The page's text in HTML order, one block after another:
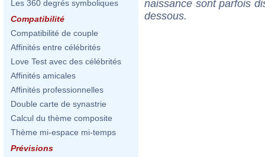
Les 360 degrés symboliques
Compatibilité
Compatibilité de couple
Affinités entre célébrités
Love Test avec des célébrités
Affinités amicales
Affinités professionnelles
Double carte de synastrie
Calcul du thème composite
Thème mi-espace mi-temps
Prévisions
naissance sont parfois
dessous.